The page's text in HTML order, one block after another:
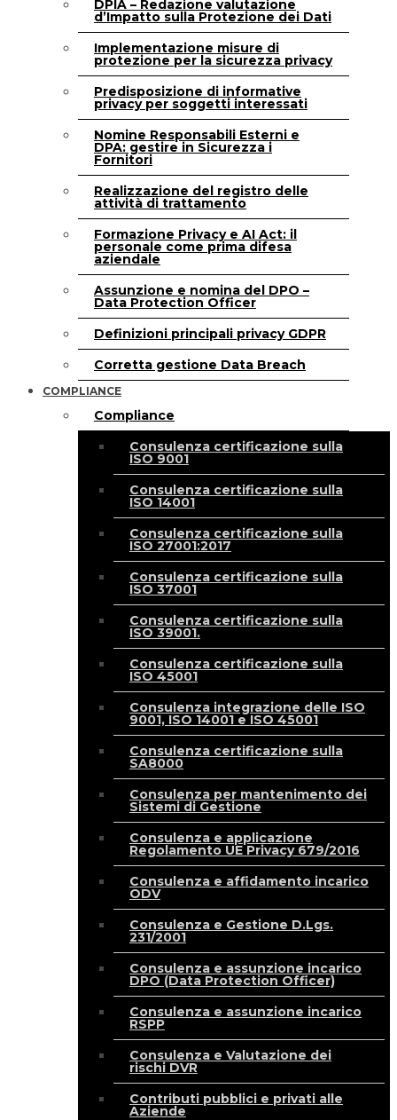
DPIA – Redazione valutazione
d’Impatto sulla Protezione dei Dati
Implementazione misure di
protezione per la sicurezza privacy
Predisposizione di informative
privacy per soggetti interessati
Nomine Responsabili Esterni e
DPA: gestire in Sicurezza i
Fornitori
Realizzazione del registro delle
attività di trattamento
Formazione Privacy e AI Act: il
personale come prima difesa
aziendale
Assunzione e nomina del DPO –
Data Protection Officer
Definizioni principali privacy GDPR
Corretta gestione Data Breach
COMPLIANCE
Compliance
Consulenza certificazione sulla
ISO 9001
Consulenza certificazione sulla
ISO 14001
Consulenza certificazione sulla
ISO 27001:2017
Consulenza certificazione sulla
ISO 37001
Consulenza certificazione sulla
ISO 39001.
Consulenza certificazione sulla
ISO 45001
Consulenza integrazione delle ISO
9001, ISO 14001 e ISO 45001
Consulenza certificazione sulla
SA8000
Consulenza per mantenimento dei
Sistemi di Gestione
Consulenza e applicazione
Regolamento UE Privacy 679/2016
Consulenza e affidamento incarico
ODV
Consulenza e Gestione D.Lgs.
231/2001
Consulenza e assunzione incarico
DPO (Data Protection Officer)
Consulenza e assunzione incarico
RSPP
Consulenza e Valutazione dei
rischi DVR
Contributi pubblici e privati alle
Aziende